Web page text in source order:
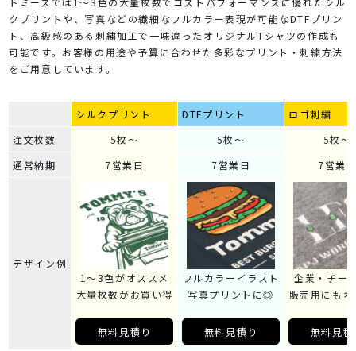
クプリントや、写真などの繊細なフルカラー表現が可能なDTFプリン
ト、高級感のある刺繍加工で一味違ったオリジナルTシャツの作成も
可能です。お客様の用途や予算に合わせた多彩なプリント・刺繍方法
をご用意しています。
シルクプリント DTFプリント
ロゴ刺繍
注文枚数
5枚～ 5枚～
5枚～
通常納期
7営業日 7営業日 7営業
デザイン例
1～3色がオススメ
大量枚数がお買い得
無料見積り
フルカラーイラスト
写真プリントに◎
無料見積り
企業・チー
販売用にも
無料見積